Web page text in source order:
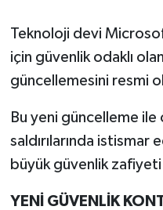
Teknoloji devi
için güvenlik odaklı
güncellemesini resmi
Bu yeni güncelleme ile
saldırılarında istismar
büyük güvenlik
YENİ GÜVENLİK